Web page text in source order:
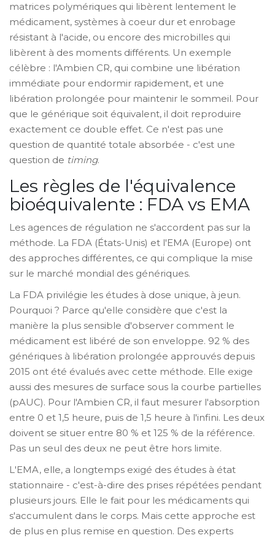
matrices polymériques qui libèrent lentement le
médicament, systèmes à coeur dur et enrobage
résistant à l'acide, ou encore des microbilles qui
libèrent à des moments différents. Un exemple
célèbre : l'Ambien CR, qui combine une libération
immédiate pour endormir rapidement, et une
libération prolongée pour maintenir le sommeil. Pour
que le générique soit équivalent, il doit reproduire
exactement ce double effet. Ce n'est pas une
question de quantité totale absorbée - c'est une
question de timing.
Les règles de l'équivalence
bioéquivalente : FDA vs EMA
Les agences de régulation ne s'accordent pas sur la
méthode. La FDA (États-Unis) et l'EMA (Europe) ont
des approches différentes, ce qui complique la mise
sur le marché mondial des génériques.
La FDA privilégie les études à dose unique, à jeun.
Pourquoi ? Parce qu'elle considère que c'est la
manière la plus sensible d'observer comment le
médicament est libéré de son enveloppe. 92 % des
génériques à libération prolongée approuvés depuis
2015 ont été évalués avec cette méthode. Elle exige
aussi des mesures de surface sous la courbe partielles
(pAUC). Pour l'Ambien CR, il faut mesurer l'absorption
entre 0 et 1,5 heure, puis de 1,5 heure à l'infini. Les deux
doivent se situer entre 80 % et 125 % de la référence.
Pas un seul des deux ne peut être hors limite.
L'EMA, elle, a longtemps exigé des études à état
stationnaire - c'est-à-dire des prises répétées pendant
plusieurs jours. Elle le fait pour les médicaments qui
s'accumulent dans le corps. Mais cette approche est
de plus en plus remise en question. Des experts